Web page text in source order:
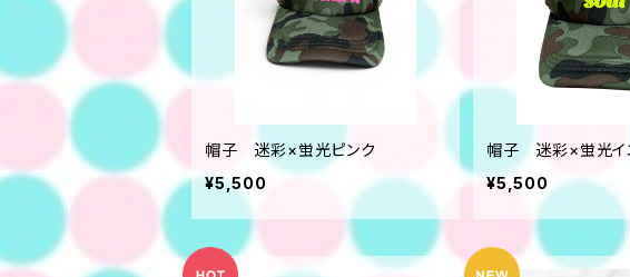
帽子 迷彩×蛍光ピンク
¥5,500
帽子 迷彩×蛍光イ
¥5,500